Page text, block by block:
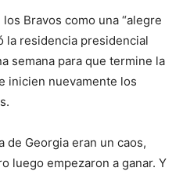
Bravos como una “alegre
la residencia presidencial
semana para que termine la
inicien nuevamente los
de Georgia eran un caos,
luego empezaron a ganar. Y